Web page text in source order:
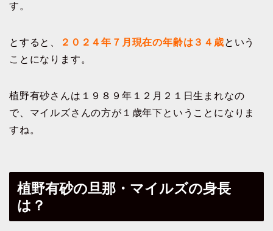
す。
とすると、 ２０２４年７月現在の年齢は３４歳という
ことになります。
植野有砂さんは１９８９年１２月２１日生まれなの
で、マイルズさんの方が１歳年下ということになりま
すね。
植野有砂の旦那・マイルズの身長
は？